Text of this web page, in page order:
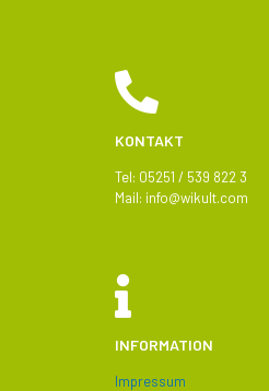
KONTAKT
Tel: 05251 / 539 822 3
Mail: info@wikult.com
INFORMATION
Impressum